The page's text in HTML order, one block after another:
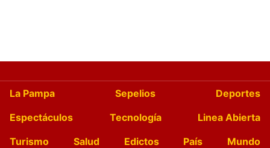
La Pampa Sepelios
Deportes
Espectáculos
Tecnología
Linea Abierta
Turismo
Salud Edictos País
Mundo